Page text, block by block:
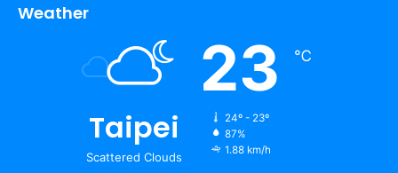
Weather
Taipei
Scattered Clouds
23 ℃
24º - 23º
87%
1.88 km/h